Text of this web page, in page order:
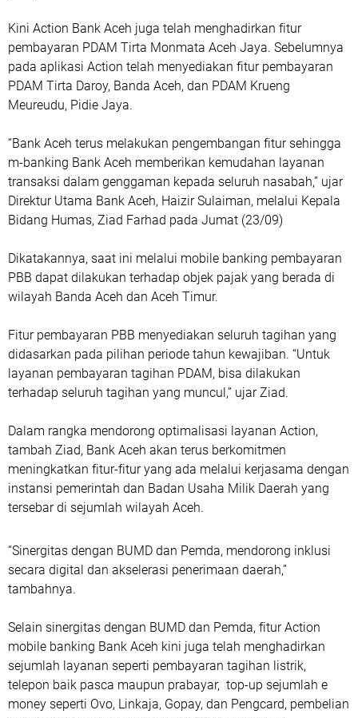
Kini Action Bank Aceh juga telah menghadirkan fitur
pembayaran PDAM Tirta Monmata Aceh Jaya. Sebelumnya
pada aplikasi Action telah menyediakan fitur pembayaran
PDAM Tirta Daroy, Banda Aceh, dan PDAM Krueng
Meureudu, Pidie Jaya.
“Bank Aceh terus melakukan pengembangan fitur sehingga
m-banking Bank Aceh memberikan kemudahan layanan
transaksi dalam genggaman kepada seluruh nasabah,” ujar
Direktur Utama Bank Aceh, Haizir Sulaiman, melalui Kepala
Bidang Humas, Ziad Farhad pada Jumat (23/09)
Dikatakannya, saat ini melalui mobile banking pembayaran
PBB dapat dilakukan terhadap objek pajak yang berada di
wilayah Banda Aceh dan Aceh Timur.
Fitur pembayaran PBB menyediakan seluruh tagihan yang
didasarkan pada pilihan periode tahun kewajiban. “Untuk
layanan pembayaran tagihan PDAM, bisa dilakukan
terhadap seluruh tagihan yang muncul,” ujar Ziad.
Dalam rangka mendorong optimalisasi layanan Action,
tambah Ziad, Bank Aceh akan terus berkomitmen
meningkatkan fitur-fitur yang ada melalui kerjasama dengan
instansi pemerintah dan Badan Usaha Milik Daerah yang
tersebar di sejumlah wilayah Aceh.
“Sinergitas dengan BUMD dan Pemda, mendorong inklusi
secara digital dan akselerasi penerimaan daerah,”
tambahnya.
Selain sinergitas dengan BUMD dan Pemda, fitur Action
mobile banking Bank Aceh kini juga telah menghadirkan
sejumlah layanan seperti pembayaran tagihan listrik,
telepon baik pasca maupun prabayar, top-up sejumlah e
money seperti Ovo, Linkaja, Gopay, dan Pengcard, pembelian